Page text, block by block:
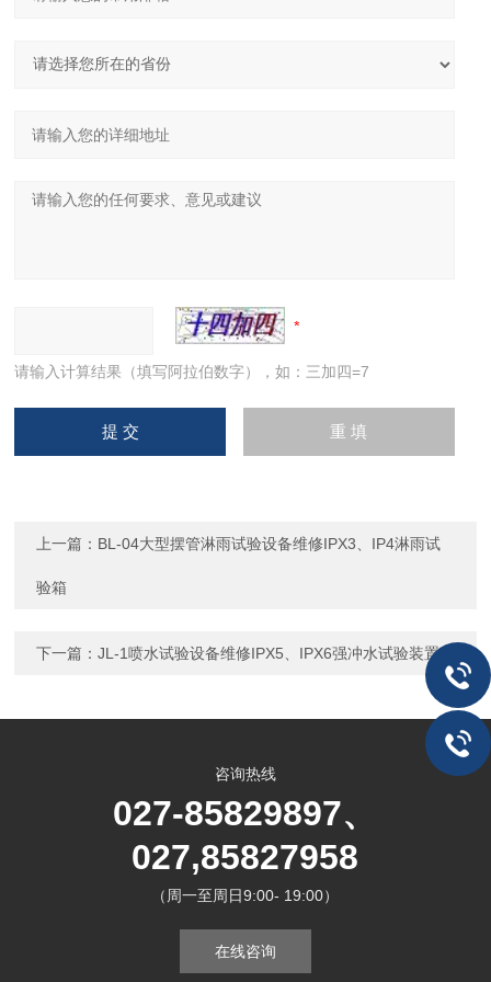
请输入计算结果（填写阿拉伯数字），如：三加四=7
上一篇： BL-04大型摆管淋雨试验设备维修IPX3、IP4淋雨试
验箱
下一篇：JL-1喷水试验设备维修IPX5、IPX6强冲水试验装置
咨询热线
027-85829897、
027,85827958
（周一至周日9:00- 19:00）
在线咨询